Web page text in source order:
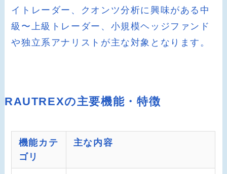
イトレーダー、クオンツ分析に興味がある中
級〜上級トレーダー、小規模ヘッジファンド
や独立系アナリストが主な対象となります。
RAUTREXの主要機能・特徴
機能カテ
ゴリ
主な内容